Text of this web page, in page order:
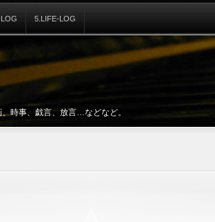
時事、戯言、放言…などなど。
5.LIFE-LOG